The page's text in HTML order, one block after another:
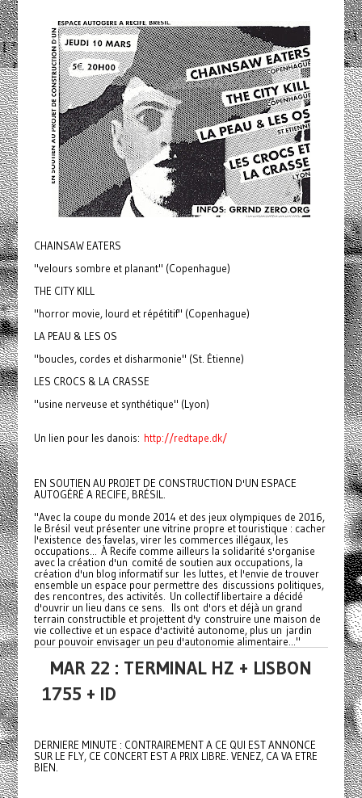
CHAINSAW EATERS
"velours sombre et planant" (Copenhague)
THE CITY KILL
"horror movie, lourd et répétitif" (Copenhague)
LA PEAU & LES OS
"boucles, cordes et disharmonie" (St. Étienne)
LES CROCS & LA CRASSE
"usine nerveuse et synthétique" (Lyon)
Un lien pour les danois: http://redtape.dk/
EN SOUTIEN AU PROJET DE CONSTRUCTION D'UN ESPACE
AUTOGÉRÉ A RECIFE, BRÉSIL.
"Avec la coupe du monde 2014 et des jeux olympiques de 2016,
le Brésil veut présenter une vitrine propre et touristique : cacher
l'existence des favelas, virer les commerces illégaux, les
occupations... À Recife comme ailleurs la solidarité s'organise
avec la création d'un comité de soutien aux occupations, la
création d'un blog informatif sur les luttes, et l'envie de trouver
ensemble un espace pour permettre des discussions politiques,
des rencontres, des activités. Un collectif libertaire a décidé
d'ouvrir un lieu dans ce sens. Ils ont d'ors et déjà un grand
terrain constructible et projettent d'y construire une maison de
vie collective et un espace d'activité autonome, plus un jardin
pour pouvoir envisager un peu d'autonomie alimentaire..."
MAR 22 : TERMINAL HZ + LISBON
1755 + ID
DERNIERE MINUTE : CONTRAIREMENT A CE QUI EST ANNONCE
SUR LE FLY, CE CONCERT EST A PRIX LIBRE. VENEZ, CA VA ETRE
BIEN.